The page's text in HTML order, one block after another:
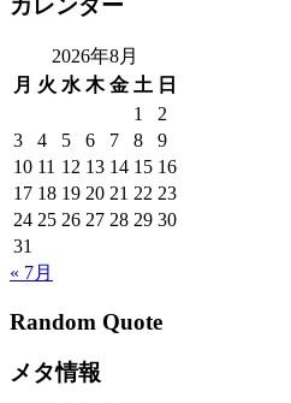
カレンダー
2026年8月
月 火 水 木 金 土 日
1
2
3
4 5 6 7 8
9
10 11 12 13 14 15 16
17 18 19 20 21 22 23
24 25 26 27 28 29 30
31
« 7月
Random Quote
メタ情報